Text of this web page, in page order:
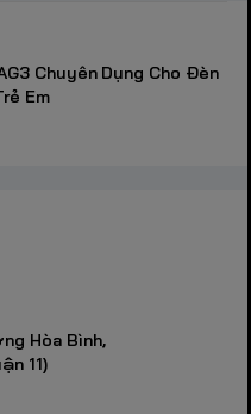
Chuyên Dụng Cho Đèn
Em
Hòa Bình,
11)